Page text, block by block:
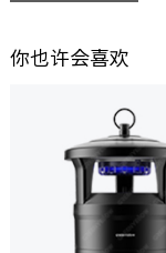
你也许会喜欢